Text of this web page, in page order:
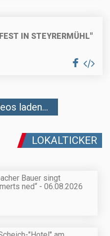
IN STEYRERMÜHL"
laden...
LOKALTICKER
Bauer singt
ned“ - 06.08.2026